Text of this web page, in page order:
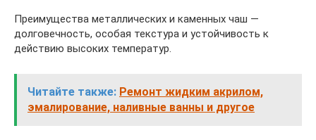
Преимущества металлических и каменных чаш —
долговечность, особая текстура и устойчивость к
действию высоких температур.
Читайте также: Ремонт жидким акрилом,
эмалирование, наливные ванны и другое